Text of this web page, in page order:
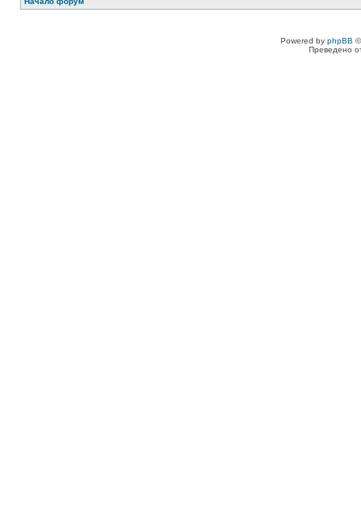
Powered by phpBB
Преведено